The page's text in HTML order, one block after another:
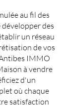
au fil des
développer des
un réseau
de vos
IMMO
à vendre
d'un
où chaque
satisfaction